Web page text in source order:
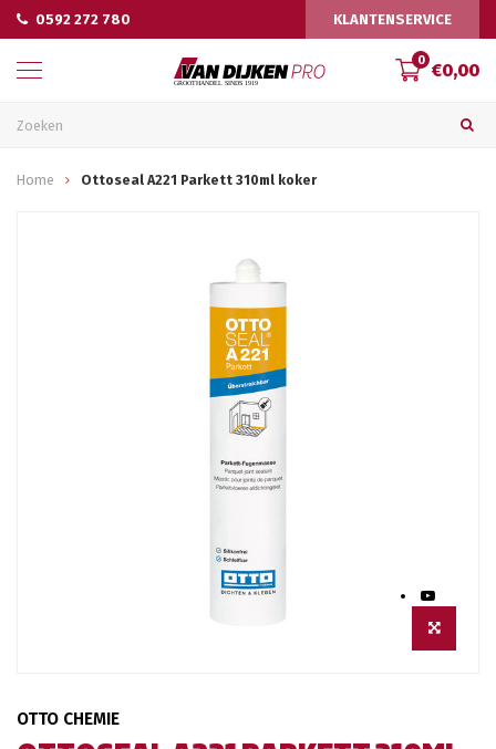
0592 272 780 KLANTENSERVICE
0 €0,00
Home Ottoseal A221 Parkett 310ml koker
OTTO CHEMIE